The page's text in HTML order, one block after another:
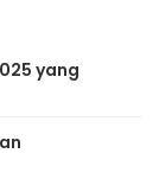
yang